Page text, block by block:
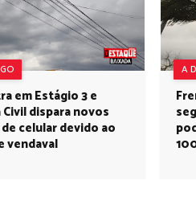
em Estágio 3 e
dispara novos
celular devido ao
vendaval
A